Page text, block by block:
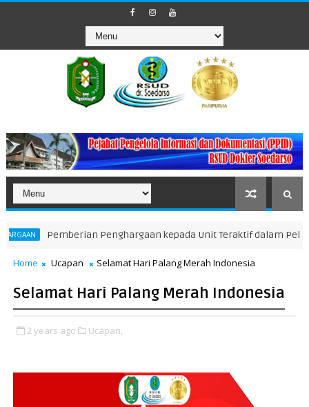
Pemberian Penghargaan kepada Unit Teraktif dalam Pelaporan
Home Ucapan Selamat Hari Palang Merah Indonesia
Selamat Hari Palang Merah Indonesia
2 years ago Ucapan,